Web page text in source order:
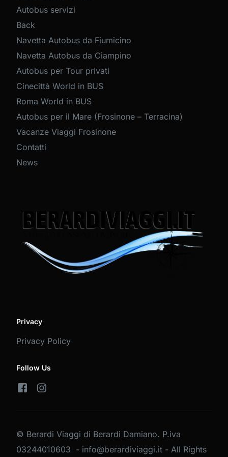
Autobus servizi
Back
Navetta Autobus da Fiumicino
Navetta Autobus da Ciampino
Autobus per Tour privati
Cinecittà World in BUS
Roma World in BUS
Autobus per il Mare (Frosinone – Terracina)
Vacanze Viaggi Frosinone
Contatti
News
Privacy
Privacy Policy
Follow Us
© Berardi Viaggi di Berardi Damiano. P.iva
03244010603 - info@berardiviaggi.it - All Rights